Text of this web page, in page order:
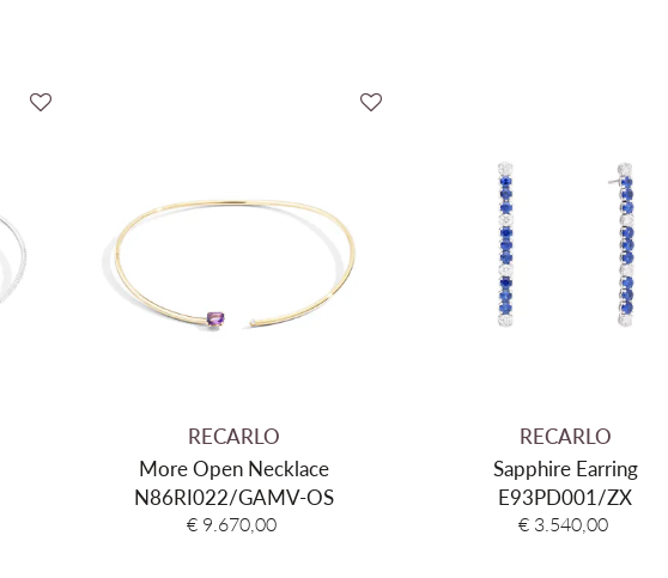
Centrale steen
Secundaire steen
Gewicht Edelsteen
RECARLO
More Open Necklace
N86RI022/GAMV-OS
€ 9.670,00
RECARLO
Sapphire Earring
E93PD001/ZX
€ 3.540,00